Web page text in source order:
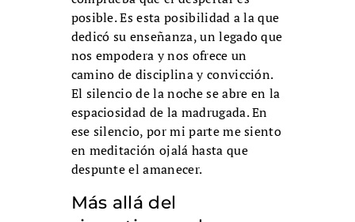
posible. Es esta posibilidad a la que
dedicó su enseñanza, un legado que
nos empodera y nos ofrece un
camino de disciplina y convicción.
El silencio de la noche se abre en la
espaciosidad de la madrugada. En
ese silencio, por mi parte me siento
en meditación ojalá hasta que
despunte el amanecer.
Más allá del